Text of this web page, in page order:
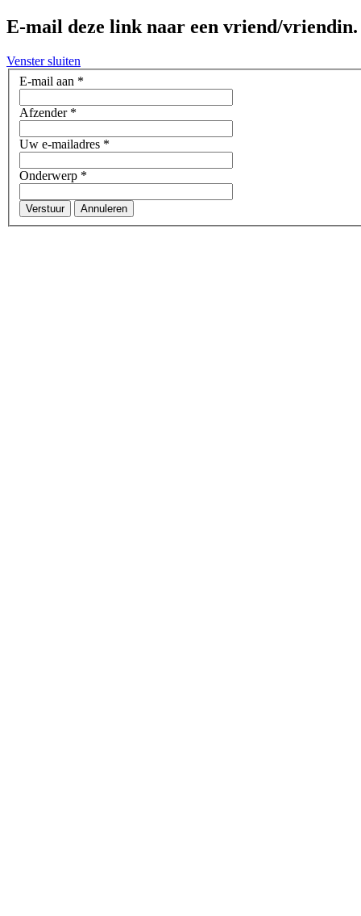
E-mail deze link naar een vriend/vriendin.
Venster sluiten
E-mail aan *
Afzender*
Uw e-mailadres *
Onderwerp *
Verstuur Annuleren